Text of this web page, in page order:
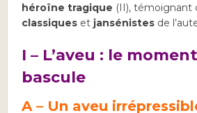
héroïne tragique (II), témoignant
classiques et jansénistes de
I – L’aveu : le
bascule
A – Un aveu